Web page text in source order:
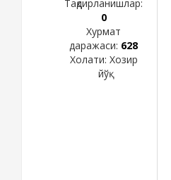
Тақдирланишлар:
0
Хурмат
даражаси: 628
Холати: Хозир
йўқ